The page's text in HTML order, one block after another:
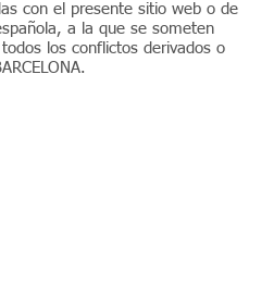
con el presente sitio web o de
a la que se someten
los conflictos derivados o